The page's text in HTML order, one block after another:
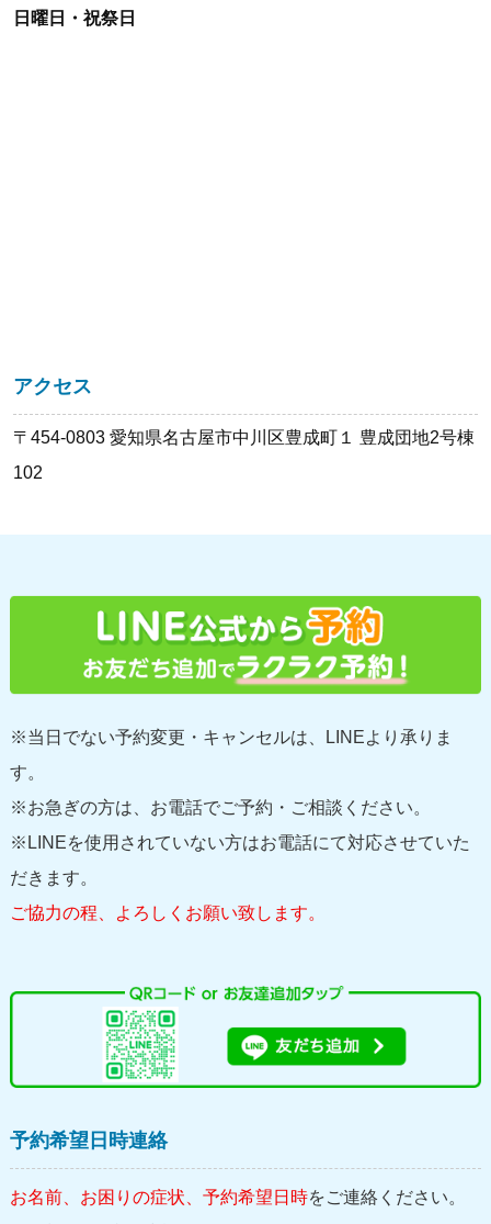
日曜日・祝祭日
アクセス
〒454-0803 愛知県名古屋市中川区豊成町１ 豊成団地2号棟
102
※当日でない予約変更・キャンセルは、LINEより承りま
す。
※お急ぎの方は、お電話でご予約・ご相談ください。
※LINEを使用されていない方はお電話にて対応させていた
だきます。
ご協力の程、よろしくお願い致します。
予約希望日時連絡
お名前、お困りの症状、予約希望日時をご連絡ください。